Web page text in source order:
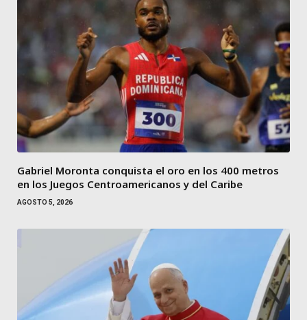
Gabriel Moronta conquista el oro en los 400 metros
en los Juegos Centroamericanos y del Caribe
AGOSTO 5, 2026